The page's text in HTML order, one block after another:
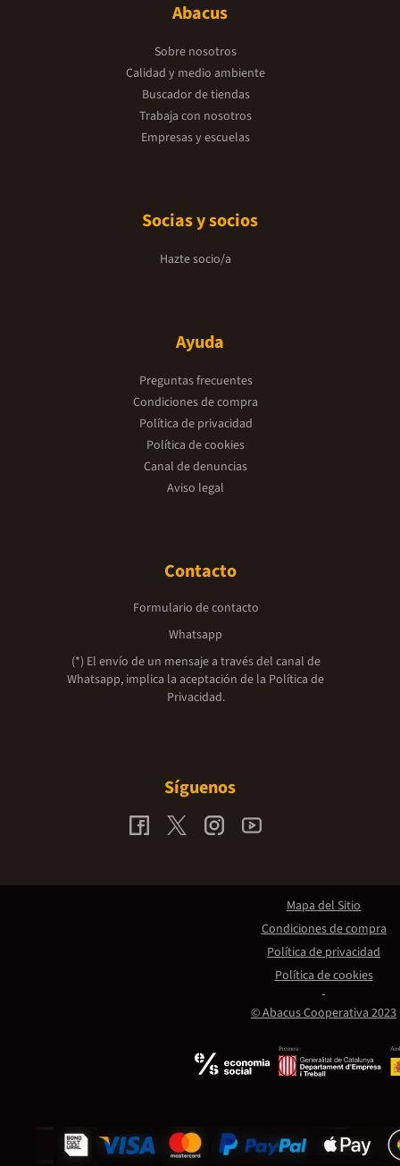
Abacus
Sobre nosotros
Calidad y medio ambiente
Buscador de tiendas
Trabaja con nosotros
Empresas y escuelas
Socias y socios
Hazte socio/a
Ayuda
Preguntas frecuentes
Condiciones de compra
Política de privacidad
Política de cookies
Canal de denuncias
Aviso legal
Contacto
Formulario de contacto
Whatsapp
(*) El envío de un mensaje a través del canal de
Whatsapp, implica la aceptación de la Política de
Privacidad.
Síguenos
Promou:
© Abacus Cooperativa 2023
Mapa del Sitio
Condiciones de compra
Política de privacidad
Política de cookies